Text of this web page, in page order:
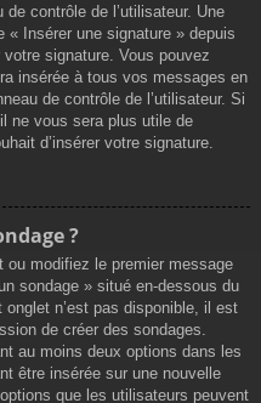
de contrôle de l’utilisateur. Une
Insérer une signature » depuis
votre signature. Vous pouvez
insérée à tous vos messages en
de contrôle de l’utilisateur. Si
ne vous sera plus utile de
d’insérer votre signature.
?
ou modifiez le premier message
sondage » situé en-dessous du
n’est pas disponible, il est
de créer des sondages.
au moins deux options dans les
être insérée sur une nouvelle
que les utilisateurs peuvent